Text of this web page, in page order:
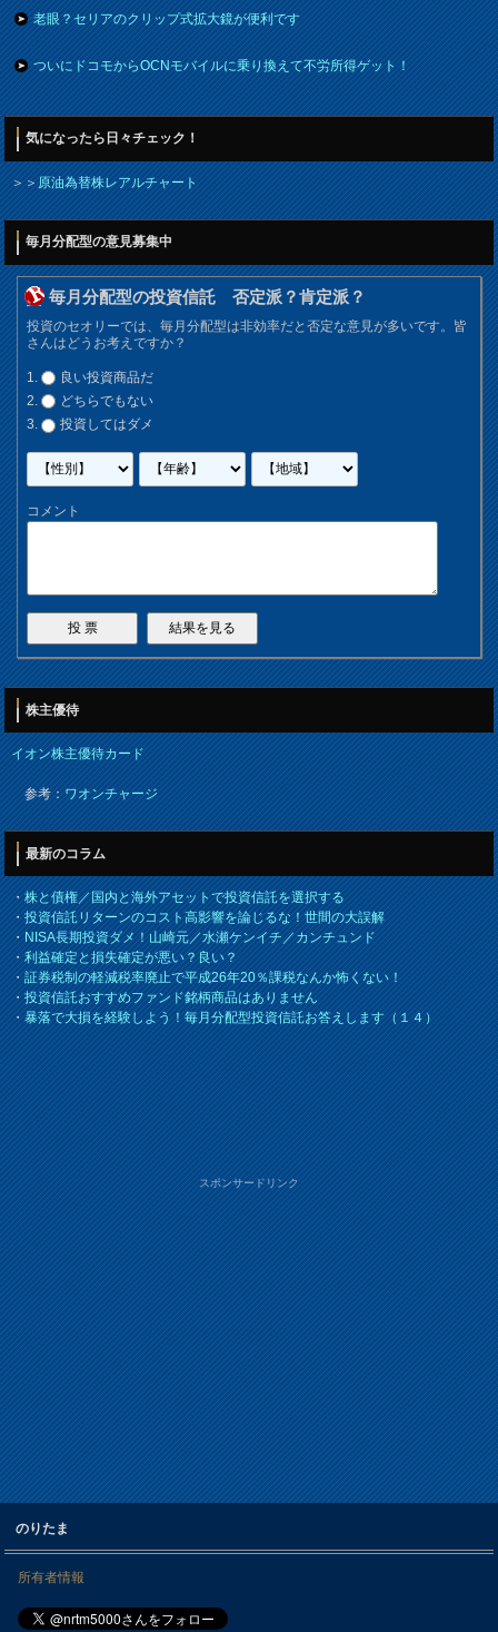
老眼？セリアのクリップ式拡大鏡が便利です
ついにドコモからOCNモバイルに乗り換えて不労所得ゲット！
気になったら日々チェック！
＞＞原油為替株レアルチャート
毎月分配型の意見募集中
毎月分配型の投資信託 否定派？肯定派？
投資のセオリーでは、毎月分配型は非効率だと否定な意見が多いです。皆
さんはどうお考えですか？
良い投資商品だ
どちらでもない
投資してはダメ
コメント
株主優待
イオン株主優待カード
参考：ワオンチャージ
最新のコラム
・株と債権／国内と海外アセットで投資信託を選択する
・投資信託リターンのコスト高影響を論じるな！世間の大誤解
・NISA長期投資ダメ！山崎元／水瀬ケンイチ／カンチュンド
・利益確定と損失確定が悪い？良い？
・証券税制の軽減税率廃止で平成26年20％課税なんか怖くない！
・投資信託おすすめファンド銘柄商品はありません
・暴落で大損を経験しよう！毎月分配型投資信託お答えします（１４）
スポンサードリンク
のりたま
所有者情報